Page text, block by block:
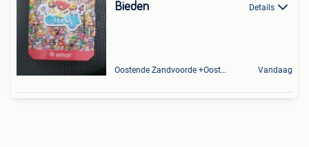
Bieden Details
Oostende Zandvoorde +Oostende Vandaag